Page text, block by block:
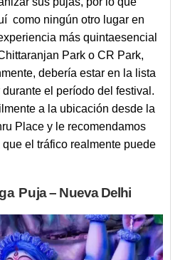
como ningún otro lugar en
más quintaesencial
Park o CR Park,
debería estar en la lista
el período del festival.
a la ubicación desde la
Place y le recomendamos
el tráfico realmente puede
Puja – Nueva Delhi